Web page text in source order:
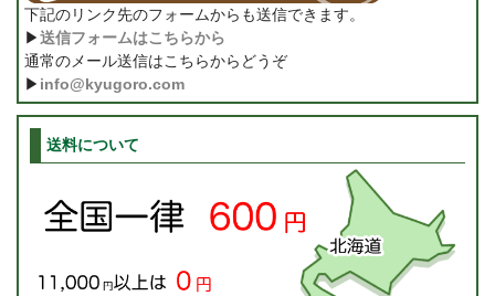
下記のリンク先のフォームからも送信できます。
▶送信フォームはこちらから
通常のメール送信はこちらからどうぞ
▶ info@kyugoro.com
送料について